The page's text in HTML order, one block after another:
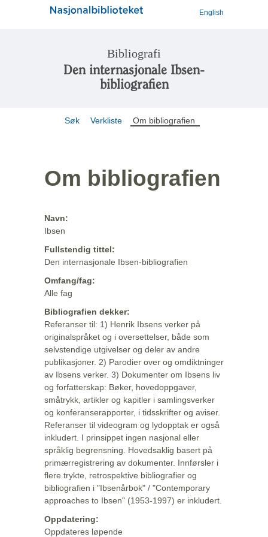
English
Bibliografi
Den internasjonale Ibsen-
bibliografien
Søk Verkliste Om bibliografien
Om bibliografien
Navn:
Ibsen
Fullstendig tittel:
Den internasjonale Ibsen-bibliografien
Omfang/fag:
Alle fag
Bibliografien dekker:
Referanser til: 1) Henrik Ibsens verker på
originalspråket og i oversettelser, både som
selvstendige utgivelser og deler av andre
publikasjoner. 2) Parodier over og omdiktninger
av Ibsens verker. 3) Dokumenter om Ibsens liv
og forfatterskap: Bøker, hovedoppgaver,
småtrykk, artikler og kapitler i samlingsverker
og konferanserapporter, i tidsskrifter og aviser.
Referanser til videogram og lydopptak er også
inkludert. I prinsippet ingen nasjonal eller
språklig begrensning. Hovedsaklig basert på
primærregistrering av dokumenter. Innførsler i
flere trykte, retrospektive bibliografier og
bibliografien i "Ibsenårbok" / "Contemporary
approaches to Ibsen" (1953-1997) er inkludert.
Oppdatering:
Oppdateres løpende